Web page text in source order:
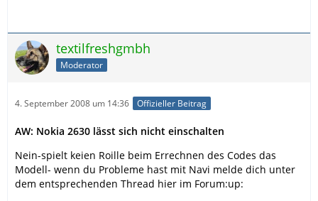
textilfreshgmbh
Moderator
4. September 2008 um 14:36 Offizieller Beitrag
AW: Nokia 2630 lässt sich nicht einschalten
Nein-spielt keien Roille beim Errechnen des Codes das
Modell- wenn du Probleme hast mit Navi melde dich unter
dem entsprechenden Thread hier im Forum:up: